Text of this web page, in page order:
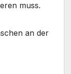
muss.
an der